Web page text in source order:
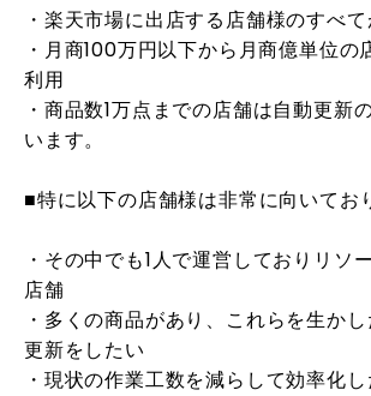
・楽天市場に出店する店舗様のすべ
・月商100万円以下から月商億単位の
利用
・商品数1万点までの店舗は自動更新
います。
■特に以下の店舗様は非常に向いてお
・その中でも1人で運営しておりリソ
店舗
・多くの商品があり、これらを生か
更新をしたい
・現状の作業工数を減らして効率化し